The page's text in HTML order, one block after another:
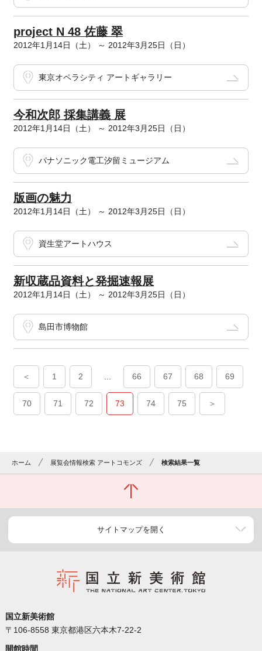
project N 48 佐藤 翠
2012年1月14日（土） ～ 2012年3月25日（日）
東京オペラシティ アートギャラリー
今和次郎 採集講義 展
2012年1月14日（土） ～ 2012年3月25日（日）
パナソニック電工汐留ミュージアム
版画の魅力
2012年1月14日（土） ～ 2012年3月25日（日）
資生堂アートハウス
新収蔵品資料と発掘速報展
2012年1月14日（土） ～ 2012年3月25日（日）
島田市博物館
＜ 1 2 66 67 68 69
70 71 72 73 74 75 ＞
ホーム 展覧会情報検索 アートコモンズ 検索結果一覧
サイトマップを開く
国立新美術館
〒106-8558 東京都港区六本木7-22-2
開館時間